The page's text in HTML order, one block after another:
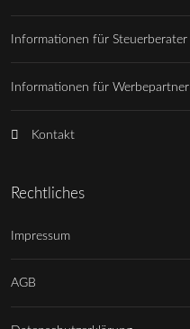
Informationen für Steuerberater
Informationen für Werbepartner
Kontakt
Rechtliches
Impressum
AGB